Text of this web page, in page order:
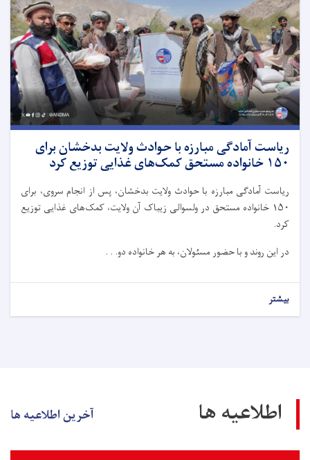
ریاست آمادگی مبارزه با حوادث ولایت بدخشان برای
۱۵۰ خانواده مستحق کمک‌های غذایی توزیع کرد
ریاست آمادگی مبارزه با حوادث ولایت بدخشان، پس از انجام سروی، برای
۱۵۰ خانواده مستحق در ولسوالی زیباک آن ولایت، کمک‌های غذایی توزیع
کرد.
در این روند و با حضور مسئولان، به هر خانواده دو. . .
بیشتر
اطلاعیه ها آخرین اطلاعیه ها